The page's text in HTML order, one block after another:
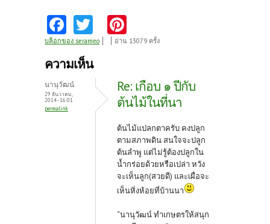
Fa
ce
b
o
o
k
w
itt
er
nt
es
t
บล็อกของ serameo อ่าน 13079 ครั้ง
ความเห็น
นานุวัฒน์
29 ธันวาคม,
2014 - 16:01
permalink
Re: เกือบ ๑ ปีกับ
ต้นไม้ในที่นา
ต้นไม้แปลกตาครับ คงปลูก
ตามสภาพดิน สนใจจะปลูก
ต้นลำพู แต่ไม่รู้ต้องปลูกใน
น้ำกร่อยด้วยหรือเปล่า หวัง
จะเห็นลูก(สวยดี) และเผื่อจะ
เห็นหิ่งห้อยที่บ้านนา
“นานุวัฒน์ ทำเกษตรให้สนุก